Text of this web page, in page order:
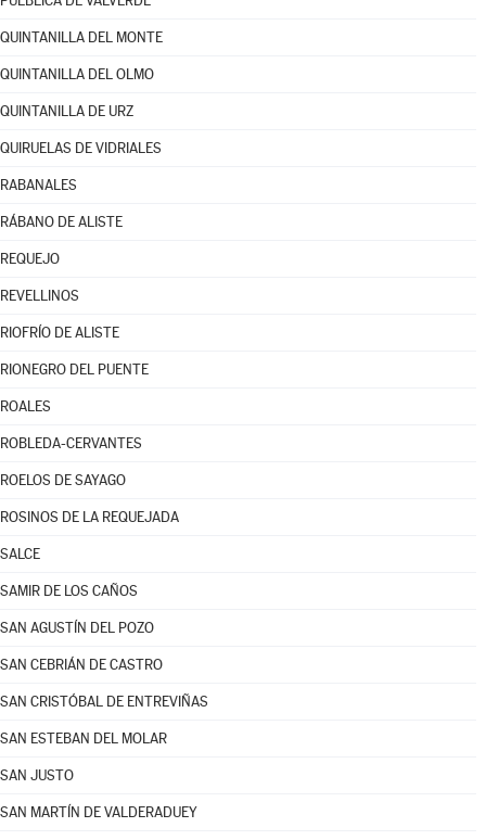
QUINTANILLA DEL MONTE
QUINTANILLA DEL OLMO
QUINTANILLA DE URZ
QUIRUELAS DE VIDRIALES
RABANALES
RÁBANO DE ALISTE
REQUEJO
REVELLINOS
RIOFRÍO DE ALISTE
RIONEGRO DEL PUENTE
ROALES
ROBLEDA-CERVANTES
ROELOS DE SAYAGO
ROSINOS DE LA REQUEJADA
SALCE
SAMIR DE LOS CAÑOS
SAN AGUSTÍN DEL POZO
SAN CEBRIÁN DE CASTRO
SAN CRISTÓBAL DE ENTREVIÑAS
SAN ESTEBAN DEL MOLAR
SAN JUSTO
SAN MARTÍN DE VALDERADUEY